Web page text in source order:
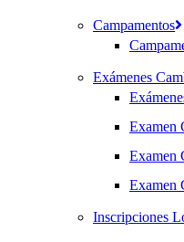
Campamentos
Exámenes
Examen
Examen
Examen
Inscripciones